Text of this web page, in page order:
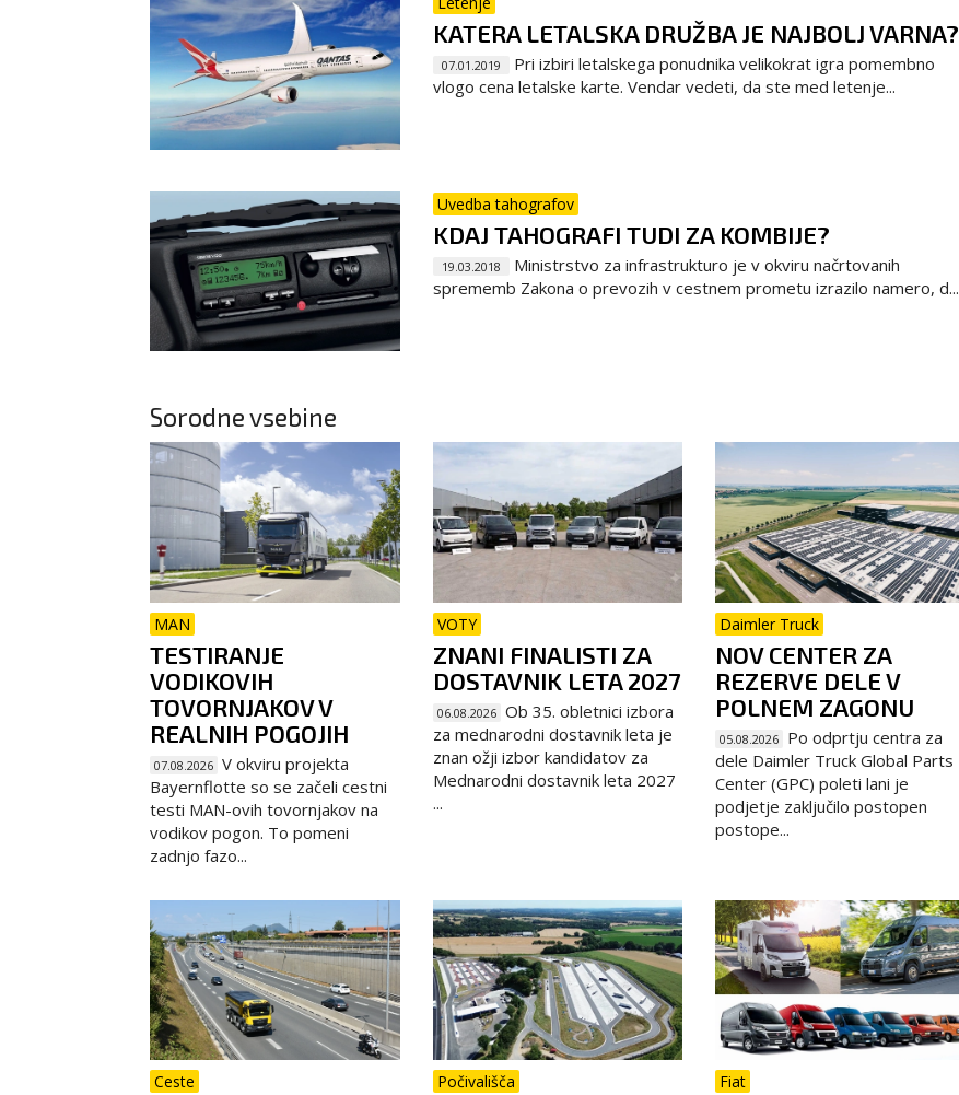
KATERA LETALSKA DRUŽBA JE NAJBOLJ VARNA?
07.01.2019
Pri izbiri letalskega ponudnika velikokrat igra pomembno
vlogo cena letalske karte. Vendar vedeti, da ste med letenje...
Uvedba tahografov
KDAJ TAHOGRAFI TUDI ZA KOMBIJE?
19.03.2018
Ministrstvo za infrastrukturo je v okviru načrtovanih
sprememb Zakona o prevozih v cestnem prometu izrazilo namero, d...
Sorodne vsebine
MAN
TESTIRANJE
VODIKOVIH
TOVORNJAKOV V
REALNIH POGOJIH
07.08.2026 V okviru projekta
Bayernflotte so se začeli cestni
testi MAN-ovih tovornjakov na
vodikov pogon. To pomeni
zadnjo fazo...
VOTY
ZNANI FINALISTI ZA
DOSTAVNIK LETA 2027
06.08.2026 Ob 35. obletnici izbora
za mednarodni dostavnik leta je
znan ožji izbor kandidatov za
Mednarodni dostavnik leta 2027
...
Daimler Truck
NOV CENTER ZA
REZERVE DELE V
POLNEM ZAGONU
05.08.2026 Po odprtju centra za
dele Daimler Truck Global Parts
Center (GPC) poleti lani je
podjetje zaključilo postopen
postope...
Ceste Počivališča Fiat